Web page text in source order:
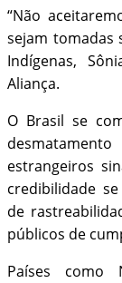
“Não
sejam tomadas
Indígenas,
Aliança.
O Brasil se
estrangeiros
credibilidade
de
públicos de
Países como